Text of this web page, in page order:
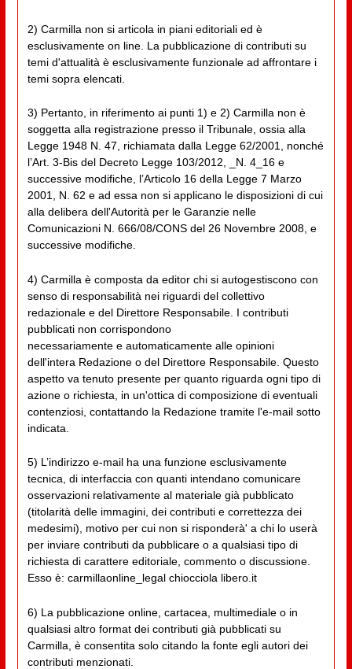
2) Carmilla non si articola in piani editoriali ed è
esclusivamente on line. La pubblicazione di contributi su
temi d'attualità è esclusivamente funzionale ad affrontare i
temi sopra elencati.
3) Pertanto, in riferimento ai punti 1) e 2) Carmilla non è
soggetta alla registrazione presso il Tribunale, ossia alla
Legge 1948 N. 47, richiamata dalla Legge 62/2001, nonché
l’Art. 3-Bis del Decreto Legge 103/2012, _N. 4_16 e
successive modifiche, l’Articolo 16 della Legge 7 Marzo
2001, N. 62 e ad essa non si applicano le disposizioni di cui
alla delibera dell'Autorità per le Garanzie nelle
Comunicazioni N. 666/08/CONS del 26 Novembre 2008, e
successive modifiche.
4) Carmilla è composta da editor chi si autogestiscono con
senso di responsabilità nei riguardi del collettivo
redazionale e del Direttore Responsabile. I contributi
pubblicati non corrispondono
necessariamente e automaticamente alle opinioni
dell'intera Redazione o del Direttore Responsabile. Questo
aspetto va tenuto presente per quanto riguarda ogni tipo di
azione o richiesta, in un'ottica di composizione di eventuali
contenziosi, contattando la Redazione tramite l'e-mail sotto
indicata.
5) L’indirizzo e-mail ha una funzione esclusivamente
tecnica, di interfaccia con quanti intendano comunicare
osservazioni relativamente al materiale già pubblicato
(titolarità delle immagini, dei contributi e correttezza dei
medesimi), motivo per cui non si risponderà' a chi lo userà
per inviare contributi da pubblicare o a qualsiasi tipo di
richiesta di carattere editoriale, commento o discussione.
Esso è: carmillaonline_legal chiocciola libero.it
6) La pubblicazione online, cartacea, multimediale o in
qualsiasi altro format dei contributi già pubblicati su
Carmilla, è consentita solo citando la fonte egli autori dei
contributi menzionati.